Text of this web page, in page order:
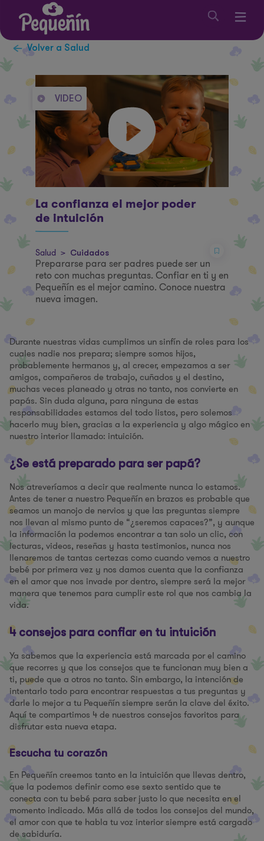
Volver a Salud
VIDEO
Salud > Cuidados
La confianza el mejor poder
de intuición
Prepararse para ser padres puede ser un
reto con muchas preguntas. Confiar en ti y en
Pequeñín es el mejor camino. Conoce nuestra
nueva imagen.
Durante nuestras vidas cumplimos un sinfín de roles para los
cuales nadie nos prepara; siempre somos hijos,
probablemente hermanos y, al crecer, empezamos a ser
amigos, compañeros de trabajo, cuñados y el destino,
muchas veces planeado y otras no tanto, nos convierte en
papás. Sin duda alguna, para ninguna de estas
responsabilidades estamos del todo listos, pero solemos
hacerlo muy bien, gracias a la experiencia y algo mágico en
nuestro interior llamado: intuición.
¿Se está preparado para ser papá?
Nos atreveríamos a decir que realmente nunca lo estamos.
Antes de tener a nuestro Pequeñín en brazos es probable que
seamos un manojo de nervios y que las preguntas siempre
nos llevan al mismo punto de “¿seremos capaces?”, y aunque
la información la podemos encontrar a tan solo un clic, con
lecturas, videos, reseñas y hasta testimonios, nunca nos
llenaremos de tantas certezas como cuando vemos a nuestro
bebé por primera vez y nos damos cuenta que la confianza
en el amor que nos invade por dentro, siempre será la mejor
manera que tenemos para cumplir este rol que nos cambia la
vida.
4 consejos para confiar en tu intuición
Ya sabemos que la experiencia está marcada por el camino
que recorres y que los consejos que te funcionan muy bien a
ti, puede que a otros no tanto. Sin embargo, la intención de
intentarlo todo para encontrar respuestas a tus preguntas y
darle lo mejor a tu Pequeñín siempre serán la clave del éxito.
Aquí te compartimos 4 de nuestros consejos favoritos para
disfrutar esta nueva etapa.
Escucha tu corazón
En Pequeñín creemos tanto en la intuición que llevas dentro,
que la podemos definir como ese sexto sentido que te
conecta con tu bebé para saber justo lo que necesita en el
momento indicado. Más allá de todos los consejos del mundo,
el amor con que te habla tu voz interior siempre está cargado
de sabiduría.